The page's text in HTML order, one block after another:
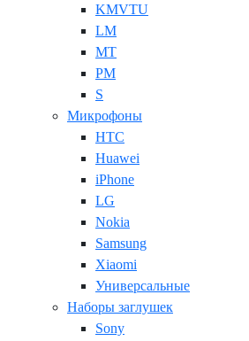
KMVTU
LM
MT
PM
S
Микрофоны
HTC
Huawei
iPhone
LG
Nokia
Samsung
Xiaomi
Универсальные
Наборы заглушек
Sony